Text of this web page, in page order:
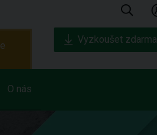
O nás
Vyzkoušet zdarma